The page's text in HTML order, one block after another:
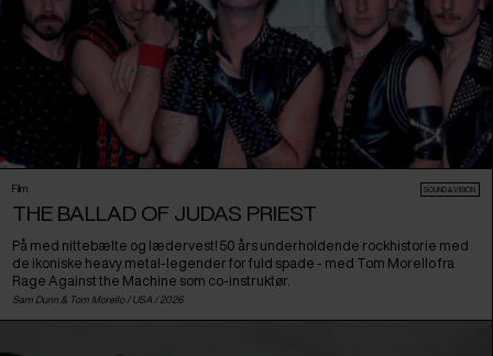
Film SOUND & VISION
THE BALLAD OF JUDAS PRIEST
På med nittebælte og lædervest! 50 års underholdende rockhistorie med
de ikoniske heavy metal-legender for fuld spade - med Tom Morello fra
Rage Against the Machine som co-instruktør.
Sam Dunn & Tom Morello / USA / 2026